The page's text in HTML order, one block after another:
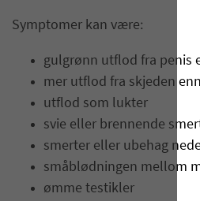
Symptomer kan være:
gulgrønn utflod fra penis
mer utflod fra skjeden
utflod som lukter
svie eller brennende
smerter eller ubehag
småblødningen mellom
ømme testikler